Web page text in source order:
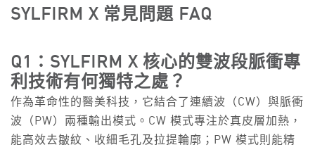
SYLFIRM X 常見問題 FAQ
Q1：SYLFIRM X 核心的雙波段脈衝專
利技術有何獨特之處？
作為革命性的醫美科技，它結合了連續波（CW）與脈衝
波（PW）兩種輸出模式。CW 模式專注於真皮層加熱，
能高效去皺紋、收細毛孔及拉提輪廓；PW 模式則能精